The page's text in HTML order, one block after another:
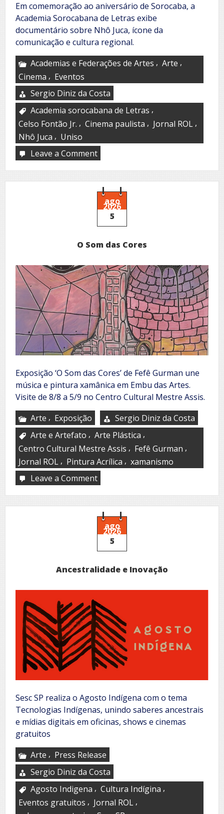
Em comemoração ao aniversário de Sorocaba, a
Academia Sorocabana de Letras exibe
documentário sobre Nhô Juca, ícone da
comunicação e cultura regional.
Academias e Federações de Artes , Arte ,
Cinema , Eventos
Sergio Diniz da Costa
Academia sorocabana de Letras ,
Celso Fontão Jr. , Cinema paulista , Jornal ROL ,
Nhô Juca , Uniso
Leave a Commenton
Juca
ago
2026
5
O Som das Cores
Exposição ‘O Som das Cores’ de Fefê Gurman une
música e pintura xamânica em Embu das Artes.
Visite de 8/8 a 5/9 no Centro Cultural Mestre Assis.
Arte , Exposição
Sergio Diniz da Costa
Arte e Artefato , Arte Plástica ,
Centro Cultural Mestre Assis , Fefê Gurman ,
Jornal ROL , Pintura Acrílica , xamanismo
Leave a Commenton
Som
das
Cores
ago
2026
5
Ancestralidade e Inovação
Sesc SP realiza o Agosto Indígena com o tema
Tecnologias Indígenas, unindo saberes ancestrais
e mídias digitais em oficinas, shows e cinemas
gratuitos
Arte , Press Release
Sergio Diniz da Costa
Agosto Indigena , Cultura Indígina ,
Eventos gratuitos , Jornal ROL ,